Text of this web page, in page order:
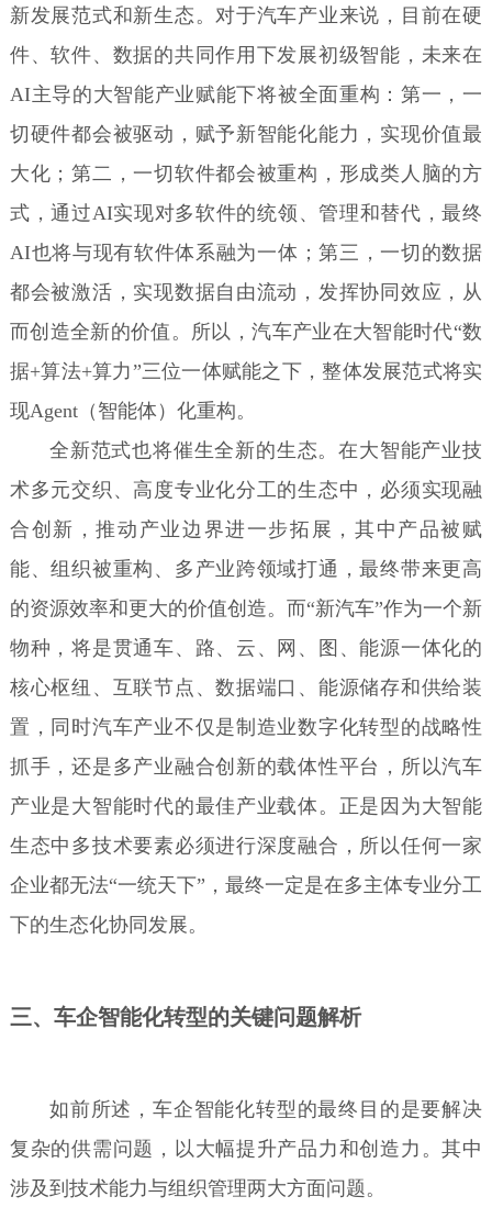
新发展范式和新生态。对于汽车产业来说，目前在硬
件、软件、数据的共同作用下发展初级智能，未来在
AI主导的大智能产业赋能下将被全面重构：第一，一
切硬件都会被驱动，赋予新智能化能力，实现价值最
大化；第二，一切软件都会被重构，形成类人脑的方
式，通过AI实现对多软件的统领、管理和替代，最终
AI也将与现有软件体系融为一体；第三，一切的数据
都会被激活，实现数据自由流动，发挥协同效应，从
而创造全新的价值。所以，汽车产业在大智能时代“数
据+算法+算力”三位一体赋能之下，整体发展范式将实
现Agent（智能体）化重构。
全新范式也将催生全新的生态。在大智能产业技
术多元交织、高度专业化分工的生态中，必须实现融
合创新，推动产业边界进一步拓展，其中产品被赋
能、组织被重构、多产业跨领域打通，最终带来更高
的资源效率和更大的价值创造。而“新汽车”作为一个新
物种，将是贯通车、路、云、网、图、能源一体化的
核心枢纽、互联节点、数据端口、能源储存和供给装
置，同时汽车产业不仅是制造业数字化转型的战略性
抓手，还是多产业融合创新的载体性平台，所以汽车
产业是大智能时代的最佳产业载体。正是因为大智能
生态中多技术要素必须进行深度融合，所以任何一家
企业都无法“一统天下”，最终一定是在多主体专业分工
下的生态化协同发展。
三、车企智能化转型的关键问题解析
如前所述，车企智能化转型的最终目的是要解决
复杂的供需问题，以大幅提升产品力和创造力。其中
涉及到技术能力与组织管理两大方面问题。